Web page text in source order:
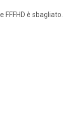
è sbagliato.